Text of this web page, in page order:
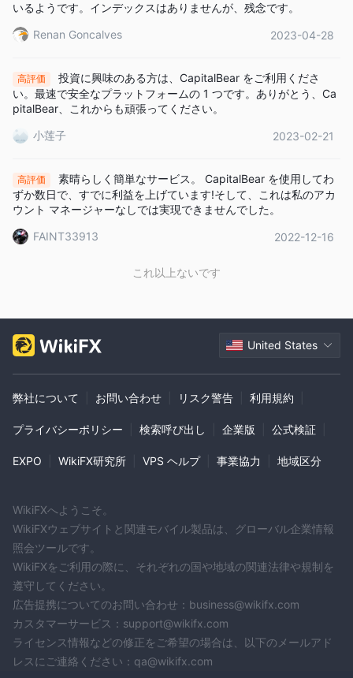
いるようです。インデックスはありませんが、残念です。
Renan Goncalves
2023-04-28
高評価
投資に興味のある方は、CapitalBear をご利用くださ
い。最速で安全なプラットフォームの 1 つです。ありがとう、Ca
pitalBear、これからも頑張ってください。
小莲子
2023-02-21
高評価
素晴らしく簡単なサービス。 CapitalBear を使用してわ
ずか数日で、すでに利益を上げています!そして、これは私のアカ
ウント マネージャーなしでは実現できませんでした。
FAINT33913
2022-12-16
これ以上ないです
United States
弊社について お問い合わせ リスク警告 利用規約
プライバシーポリシー 検索呼び出し 企業版 公式検証
EXPO WikiFX研究所 VPS ヘルプ 事業協力 地域区分
WikiFXへようこそ。
WikiFXウェブサイトと関連モバイル製品は、グローバル企業情報
照会ツールです。
WikiFXをご利用の際に、それぞれの国や地域の関連法律や規制を
遵守してください。
広告提携についてのお問い合わせ：business@wikifx.com
カスタマーサービス：support@wikifx.com
ライセンス情報などの修正をご希望の場合は、以下のメールアド
レスにご連絡ください：qa@wikifx.com